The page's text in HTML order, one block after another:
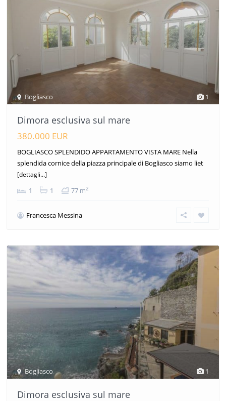
1
Bogliasco
Dimora esclusiva sul mare
380.000 EUR
BOGLIASCO SPLENDIDO APPARTAMENTO VISTA MARE Nella
splendida cornice della piazza principale di Bogliasco siamo liet
[dettagli...]
1 1 77 m2
Francesca Messina
1
Bogliasco
Dimora esclusiva sul mare